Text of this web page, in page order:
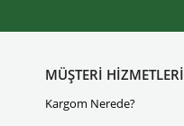
MÜŞTERİ HİZMETLERİ
Kargom Nerede?